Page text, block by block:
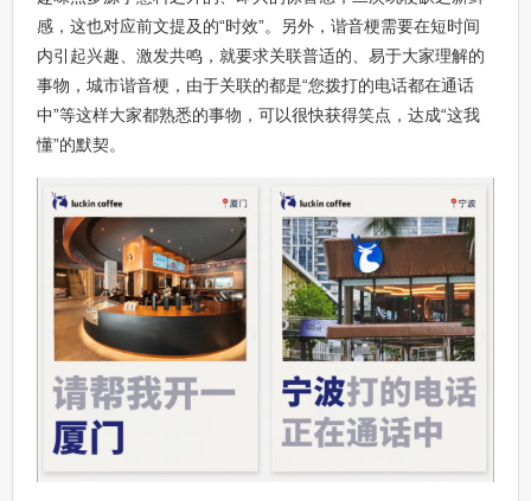
感，这也对应前文提及的“时效”。另外，谐音梗需要在短时间
内引起兴趣、激发共鸣，就要求关联普适的、易于大家理解的
事物，城市谐音梗，由于关联的都是“您拨打的电话都在通话
中”等这样大家都熟悉的事物，可以很快获得笑点，达成“这我
懂”的默契。